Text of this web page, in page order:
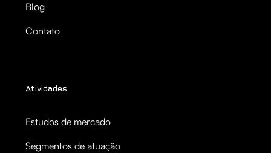
Blog
Contato
Atividades
Estudos de mercado
Segmentos de atuação